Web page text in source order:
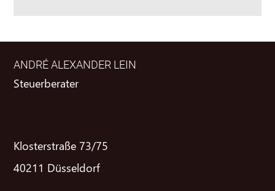
ANDRÉ ALEXANDER LEIN
Steuerberater
Klosterstraße 73/75
40211 Düsseldorf